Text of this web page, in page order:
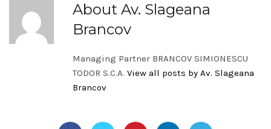
About Av. Slageana
Brancov
Managing Partner BRANCOV SIMIONESCU
TODOR S.C.A. View all posts by Av. Slageana
Brancov